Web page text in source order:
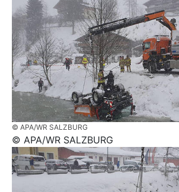
© APA/WR SALZBURG
© APA/WR SALZBURG